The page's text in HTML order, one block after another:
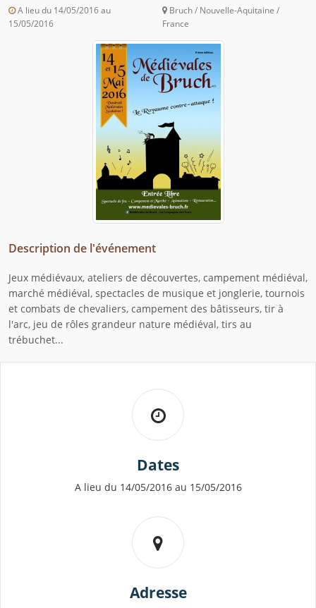
A lieu du 14/05/2016 au
15/05/2016
Bruch / Nouvelle-Aquitaine /
France
Description de l'événement
Jeux médiévaux, ateliers de découvertes, campement médiéval,
marché médiéval, spectacles de musique et jonglerie, tournois
et combats de chevaliers, campement des bâtisseurs, tir à
l'arc, jeu de rôles grandeur nature médiéval, tirs au
trébuchet...
Dates
A lieu du 14/05/2016 au 15/05/2016
Adresse